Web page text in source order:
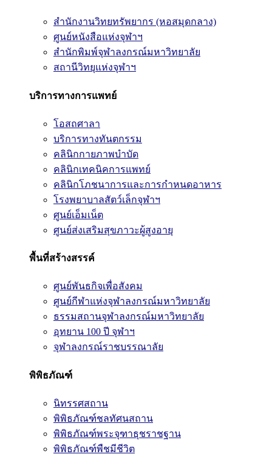
สำนักงานวิทยทรัพยากร (หอสมุดกลาง)
ศูนย์หนังสือแห่งจุฬาฯ
สำนักพิมพ์จุฬาลงกรณ์มหาวิทยาลัย
สถานีวิทยุแห่งจุฬาฯ
บริการทางการแพทย์
โอสถศาลา
บริการทางทันตกรรม
คลินิกกายภาพบำบัด
คลินิกเทคนิคการแพทย์
คลินิกโภชนาการและการกำหนดอาหาร
โรงพยาบาลสัตว์เล็กจุฬาฯ
ศูนย์เอ็มเน็ต
ศูนย์ส่งเสริมสุขภาวะผู้สูงอายุ
พื้นที่สร้างสรรค์
ศูนย์พันธกิจเพื่อสังคม
ศูนย์กีฬาแห่งจุฬาลงกรณ์มหาวิทยาลัย
ธรรมสถานจุฬาลงกรณ์มหาวิทยาลัย
อุทยาน 100 ปี จุฬาฯ
จุฬาลงกรณ์ราชบรรณาลัย
พิพิธภัณฑ์
นิทรรศสถาน
พิพิธภัณฑ์ชลทัศนสถาน
พิพิธภัณฑ์พระจุฑาธุชราชฐาน
พิพิธภัณฑ์พืชมีชีวิต